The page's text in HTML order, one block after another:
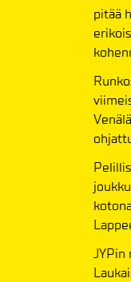
pitää
JYPin